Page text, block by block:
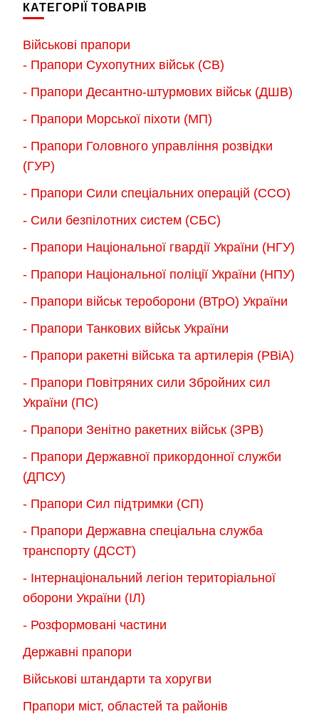
варіантів.
можна
вибрати
на
сторінці
на
КАТЕГОРІЇ ТОВАРІВ
Військові прапори
- Прапори Сухопутних військ (СВ)
- Прапори Десантно-штурмових військ (ДШВ)
- Прапори Морської піхоти (МП)
- Прапори Головного управління розвідки
(ГУР)
- Прапори Сили спеціальних операцій (ССО)
- Сили безпілотних систем (СБС)
- Прапори Національної гвардії України (НГУ)
- Прапори Національної поліції України (НПУ)
- Прапори військ тероборони (ВТрО) України
- Прапори Танкових військ України
- Прапори ракетні війська та артилерія (РВіА)
- Прапори Повітряних сили Збройних сил
України (ПС)
- Прапори Зенітно ракетних військ (ЗРВ)
- Прапори Державної прикордонної служби
(ДПСУ)
- Прапори Сил підтримки (СП)
- Прапори Державна спеціальна служба
транспорту (ДССТ)
- Інтернаціональний легіон територіальної
оборони України (ІЛ)
- Розформовані частини
Державні прапори
Військові штандарти та хоругви
Прапори міст, областей та районів